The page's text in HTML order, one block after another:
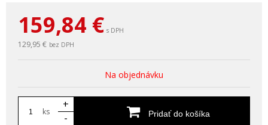
159,84 € s DPH
129,95 € bez DPH
Na objednávku
ks
+
-
Pridať do košíka